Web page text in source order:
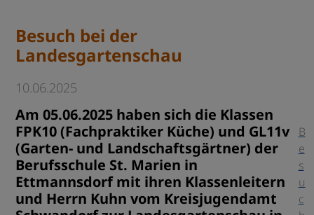
Besuch bei der
Landesgartenschau
10.06.2025
Am 05.06.2025 haben sich die Klassen
FPK10 (Fachpraktiker Küche) und GL11v
(Garten- und Landschaftsgärtner) der
Berufsschule St. Marien in
Ettmannsdorf mit ihren Klassenleitern
und Herrn Kuhn vom Kreisjugendamt
B
e
s
u
c